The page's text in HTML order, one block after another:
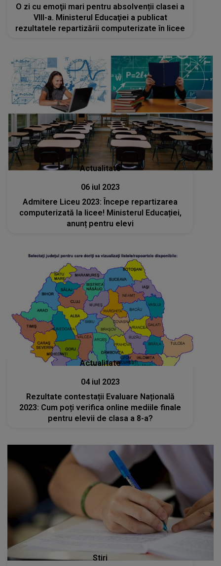
O zi cu emoţii mari pentru absolvenții clasei a
VIII-a. Ministerul Educaţiei a publicat
rezultatele repartizării computerizate în licee
Actualitate
06 iul 2023
Admitere Liceu 2023: Începe repartizarea
computerizată la licee! Ministerul Educației,
anunț pentru elevi
Actualitate
04 iul 2023
Rezultate contestații Evaluare Națională
2023: Cum poți verifica online mediile finale
pentru elevii de clasa a 8-a?
Stiri